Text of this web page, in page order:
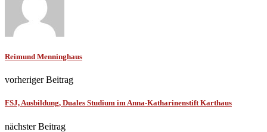
Reimund Menninghaus
vorheriger Beitrag
FSJ, Ausbildung, Duales Studium im Anna-Katharinenstift Karthaus
nächster Beitrag